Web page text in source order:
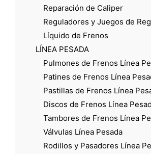
Reparación de Caliper
Reguladores y Juegos de
Líquido de Frenos
LÍNEA PESADA
Pulmones de Frenos Línea
Patines de Frenos Línea
Pastillas de Frenos Línea
Discos de Frenos Línea
Tambores de Frenos Línea
Válvulas Línea Pesada
Rodillos y Pasadores Línea